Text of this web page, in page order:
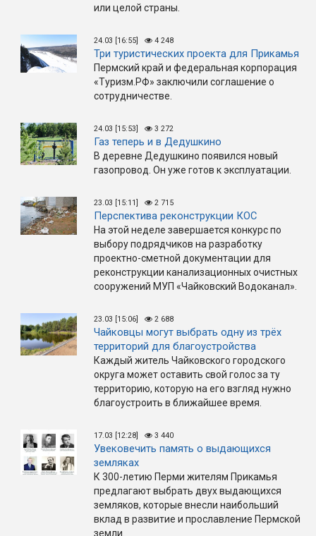
или целой страны.
24.03 [16:55] 4 248
Три туристических проекта для Прикамья
Пермский край и федеральная корпорация
«Туризм.РФ» заключили соглашение о
сотрудничестве.
24.03 [15:53] 3 272
Газ теперь и в Дедушкино
В деревне Дедушкино появился новый
газопровод. Он уже готов к эксплуатации.
23.03 [15:11] 2 715
Перспектива реконструкции КОС
На этой неделе завершается конкурс по
выбору подрядчиков на разработку
проектно-сметной документации для
реконструкции канализационных очистных
сооружений МУП «Чайковский Водоканал».
23.03 [15:06] 2 688
Чайковцы могут выбрать одну из трёх
территорий для благоустройства
Каждый житель Чайковского городского
округа может оставить свой голос за ту
территорию, которую на его взгляд нужно
благоустроить в ближайшее время.
17.03 [12:28] 3 440
Увековечить память о выдающихся
земляках
К 300-летию Перми жителям Прикамья
предлагают выбрать двух выдающихся
земляков, которые внесли наибольший
вклад в развитие и прославление Пермской
земли.